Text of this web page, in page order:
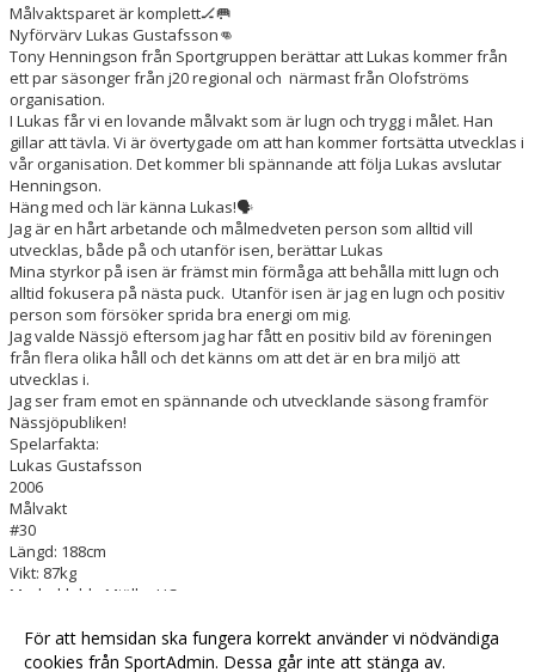
Målvaktsparet är komplett🏒🥅
Nyförvärv Lukas Gustafsson👊
Tony Henningson från Sportgruppen berättar att Lukas kommer från
ett par säsonger från j20 regional och närmast från Olofströms
organisation.
I Lukas får vi en lovande målvakt som är lugn och trygg i målet. Han
gillar att tävla. Vi är övertygade om att han kommer fortsätta utvecklas i
vår organisation. Det kommer bli spännande att följa Lukas avslutar
Henningson.
Häng med och lär känna Lukas!🗣️
Jag är en hårt arbetande och målmedveten person som alltid vill
utvecklas, både på och utanför isen, berättar Lukas
Mina styrkor på isen är främst min förmåga att behålla mitt lugn och
alltid fokusera på nästa puck. Utanför isen är jag en lugn och positiv
person som försöker sprida bra energi om mig.
Jag valde Nässjö eftersom jag har fått en positiv bild av föreningen
från flera olika håll och det känns om att det är en bra miljö att
utvecklas i.
Jag ser fram emot en spännande och utvecklande säsong framför
Nässjöpubliken!
Spelarfakta:
Lukas Gustafsson
2006
Målvakt
#30
Längd: 188cm
Vikt: 87kg
Moderklubb: Mjölby HC
#tillsammans #våratgäng #sillyseason #hockeytvåan
För att hemsidan ska fungera korrekt använder vi nödvändiga
cookies från SportAdmin. Dessa går inte att stänga av.